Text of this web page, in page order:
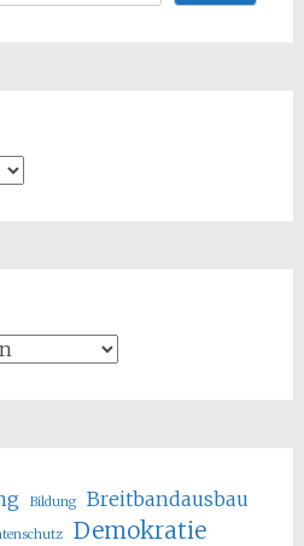
Bildung
Breitbandausbau
Demokratie